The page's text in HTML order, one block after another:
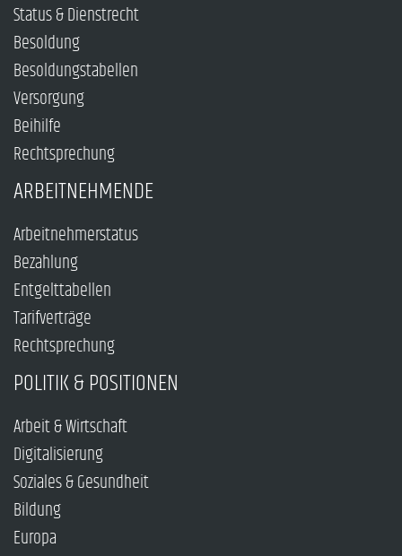
Status & Dienstrecht
Besoldung
Besoldungstabellen
Versorgung
Beihilfe
Rechtsprechung
ARBEITNEHMENDE
Arbeitnehmerstatus
Bezahlung
Entgelttabellen
Tarifverträge
Rechtsprechung
POLITIK & POSITIONEN
Arbeit & Wirtschaft
Digitalisierung
Soziales & Gesundheit
Bildung
Europa